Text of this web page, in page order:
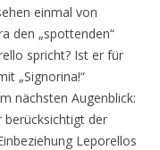
einmal von
den „spottenden“
spricht? Ist er für
„Signorina!“
nächsten Augenblick:
berücksichtigt der
Leporellos